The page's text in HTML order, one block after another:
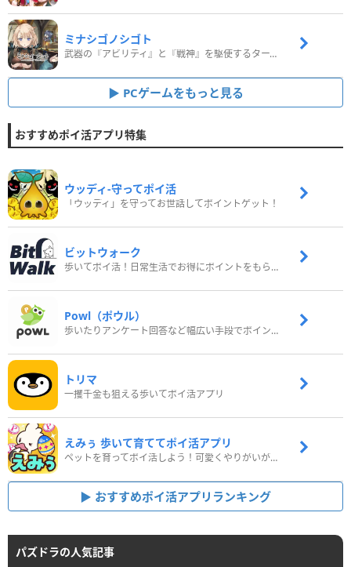
ミナシゴノシゴト
武器の『アビリティ』と『戦神』を駆使するターン制コマンドバトルRPG！
PCゲームをもっと見る
おすすめポイ活アプリ特集
ウッディ‐守ってポイ活
「ウッディ」を守ってお世話してポイントゲット！
ビットウォーク
歩いてポイ活！日常生活でお得にポイントをもらおう
Powl（ポウル）
歩いたりアンケート回答など幅広い手段でポイントをゲット
トリマ
一攫千金も狙える歩いてポイ活アプリ
えみぅ 歩いて育ててポイ活アプリ
ペットを育ってポイ活しよう！可愛くやりがいがある新感覚アプリ
おすすめポイ活アプリランキング
パズドラの人気記事